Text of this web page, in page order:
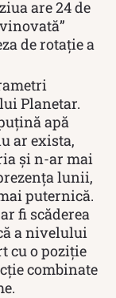
are 24 de
de rotaţie a
Planetar.
apă
ar exista,
și n-ar mai
lunii,
puternică.
fi scăderea
a nivelului
cu o poziție
combinate